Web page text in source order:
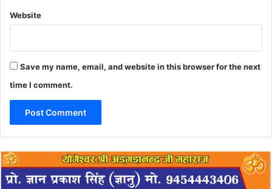
Website
Save my name, email, and website in this browser for the next
time I comment.